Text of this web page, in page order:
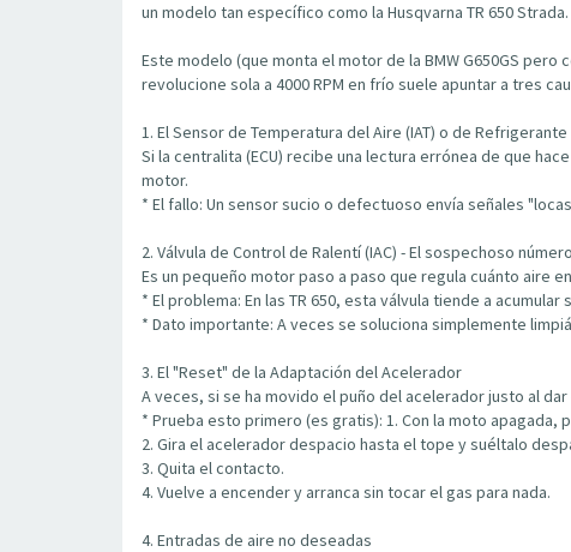
un modelo tan específico como la Husqvarna TR 650 Strada.
Este modelo (que monta el motor de la BMW G650GS
revolucione sola a 4000 RPM en frío suele apuntar a tres
1. El Sensor de Temperatura del Aire (IAT) o de Refrigerante
Si la centralita (ECU) recibe una lectura errónea de que
motor.
* El fallo: Un sensor sucio o defectuoso envía señales
2. Válvula de Control de Ralentí (IAC) - El sospechoso
Es un pequeño motor paso a paso que regula cuánto aire
* El problema: En las TR 650, esta válvula tiende a
* Dato importante: A veces se soluciona simplemente
3. El "Reset" de la Adaptación del Acelerador
A veces, si se ha movido el puño del acelerador justo al
* Prueba esto primero (es gratis): 1. Con la moto apagada,
2. Gira el acelerador despacio hasta el tope y suéltalo
3. Quita el contacto.
4. Vuelve a encender y arranca sin tocar el gas para nada.
4. Entradas de aire no deseadas